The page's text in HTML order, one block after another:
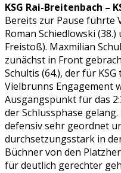
KSG Rai-Breitenbach –
Bereits zur Pause führte
Roman Schiedlowski
Freistoß). Maxmilian
zunächst in Front
Schultis (64.), der für
Vielbrunns Engagement
Ausgangspunkt für das
der Schlussphase
defensiv sehr geordnet
durchsetzungsstark in
Büchner von den
für deutlich gerechter